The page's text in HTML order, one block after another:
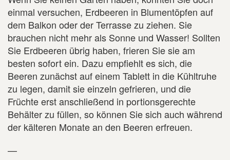
einmal versuchen, Erdbeeren in Blumentöpfen auf
dem Balkon oder der Terrasse zu ziehen. Sie
brauchen nicht mehr als Sonne und Wasser! Sollten
Sie Erdbeeren übrig haben, frieren Sie sie am
besten sofort ein. Dazu empfiehlt es sich, die
Beeren zunächst auf einem Tablett in die Kühltruhe
zu legen, damit sie einzeln gefrieren, und die
Früchte erst anschließend in portionsgerechte
Behälter zu füllen, so können Sie sich auch während
der kälteren Monate an den Beeren erfreuen.
—